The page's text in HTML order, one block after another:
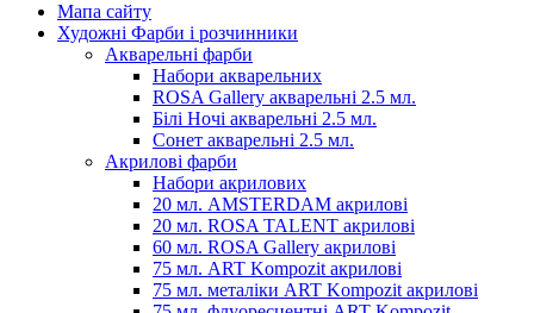
Мапа сайту
Художні Фарби і розчинники
Акварельні фарби
Набори акварельних
ROSA Gallery акварельні 2.5 мл.
Білі Ночі акварельні 2.5 мл.
Сонет акварельні 2.5 мл.
Акрилові фарби
Набори акрилових
20 мл. AMSTERDAM акрилові
20 мл. ROSA TALENT акрилові
60 мл. ROSA Gallery акрилові
75 мл. ART Kompozit акрилові
75 мл. металіки ART Kompozit акрилові